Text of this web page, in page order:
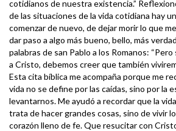
cotidianos de nuestra existencia.”
de las situaciones de la vida cotidiana hay
comenzar de nuevo, de dejar morir lo que
dar paso a algo más bueno, bello, más
palabras de san Pablo a los Romanos:
a Cristo, debemos creer que también
Esta cita bíblica me acompaña porque me
vida no se define por las caídas, sino por la
levantarnos. Me ayudó a recordar que la
trata de hacer grandes cosas, sino de vivir
corazón lleno de fe. Que resucitar con